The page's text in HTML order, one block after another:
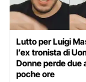
Lutto per Luigi
l’ex tronista di
Donne perde due
poche ore